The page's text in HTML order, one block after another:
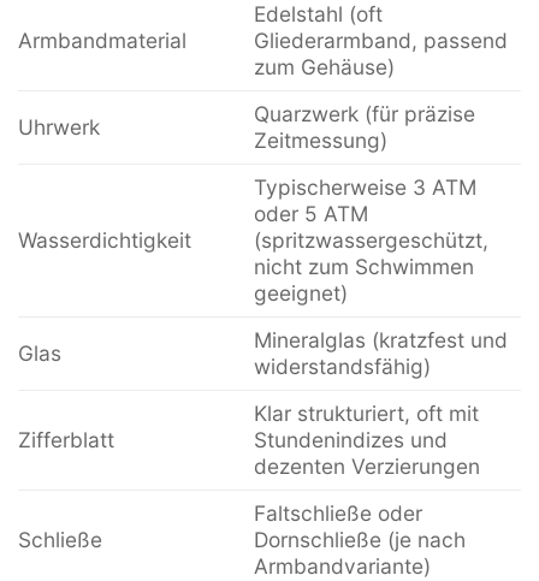
Armbandmaterial
Edelstahl (oft
Gliederarmband, passend
zum Gehäuse)
Uhrwerk
Quarzwerk (für präzise
Zeitmessung)
Wasserdichtigkeit
Typischerweise 3 ATM
oder 5 ATM
(spritzwassergeschützt,
nicht zum Schwimmen
geeignet)
Glas
Mineralglas (kratzfest und
widerstandsfähig)
Zifferblatt
Klar strukturiert, oft mit
Stundenindizes und
dezenten Verzierungen
Schließe
Faltschließe oder
Dornschließe (je nach
Armbandvariante)